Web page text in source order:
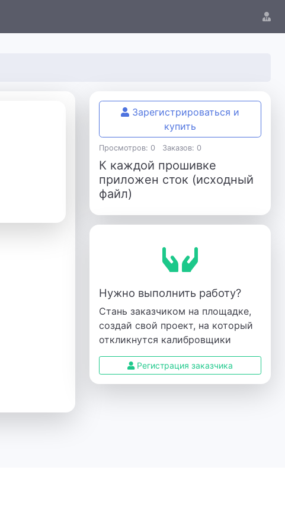
Зарегистрироваться и
купить
Просмотров: 0 Заказов: 0
К каждой прошивке
приложен сток (исходный
файл)
Нужно выполнить работу?
Стань заказчиком на площадке,
создай свой проект, на который
откликнутся калибровщики
Регистрация заказчика